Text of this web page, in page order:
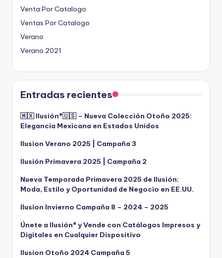
Venta Por Catalogo
Ventas Por Catalogo
Verano
Verano 2021
Entradas recientes
🇲🇽 Ilusión®️🇺🇸 – Nueva Colección Otoño 2025:
Elegancia Mexicana en Estados Unidos
Ilusion Verano 2025 | Campaña 3
Ilusión Primavera 2025 | Campaña 2
Nueva Temporada Primavera 2025 de Ilusión:
Moda, Estilo y Oportunidad de Negocio en EE.UU.
Ilusion Invierno Campaña 8 – 2024 – 2025
Únete a Ilusión® y Vende con Catálogos Impresos y
Digitales en Cualquier Dispositivo
Ilusion Otoño 2024 Campaña 5